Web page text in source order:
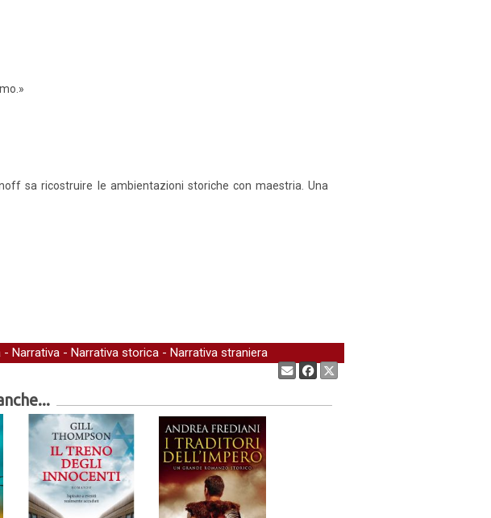
sa ricostruire le ambientazioni storiche con maestria. Una
- Narrativa - Narrativa storica - Narrativa straniera